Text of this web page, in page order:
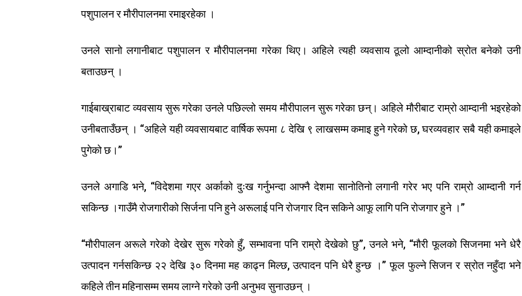
पशुपालनरमौरीपालनमारमाइरहेका ।
उनले सानो लगानीबाट पशुपालन र मौरीपालनमा गरेका थिए। अहिले त्यही व्यवसाय ठूलो आम्दानीको स्रोत बनेको उनी
बताउछन् ।
गाईबाख्राबाट व्यवसाय सुरू गरेका उनले पछिल्लो समय मौरीपालन सुरू गरेका छन्। अहिले मौरीबाट राम्रो आम्दानी भइरहेको
उनीबताउँछन् । “अहिले यही व्यवसायबाट वार्षिक रूपमा ८ देखि ९ लाखसम्म कमाइ हुने गरेको छ,घरव्यवहार सबै यही कमाइले
पुगेकोछ ।”
उनले अगाडि भने, “विदेशमा गएर अर्काको दुःख गर्नुभन्दा आफ्नै देशमा सानोतिनो लगानी गरेर भए पनि राम्रो आम्दानी गर्न
सकिन्छ ।गाउँमैरोजगारीकोसिर्जनापनिहुनेअरूलाईपनिरोजगारदिनसकिनेआफूलागिपनिरोजगारहुने ।”
“मौरीपालन अरूले गरेको देखेर सुरू गरेको हुँ,सम्भावना पनि राम्रो देखेको छु”,उनले भने, “मौरी फूलको सिजनमा भने धेरै
उत्पादन गर्नसकिन्छ २२ देखि ३० दिनमा मह काढ्न मिल्छ,उत्पादन पनि धेरै हुन्छ ।”फूल फुल्ने सिजन र स्रोत नहुँदा भने
कहिलेतीनमहिनासम्मसमयलाग्नेगरेकोउनीअनुभवसुनाउछन् ।